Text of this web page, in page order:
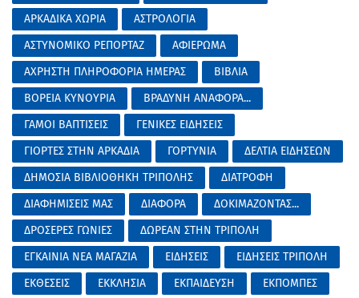
ΑΡΚΑΔΙΚΑ ΧΩΡΙΑ
ΑΣΤΡΟΛΟΓΙΑ
ΑΣΤΥΝΟΜΙΚΟ ΡΕΠΟΡΤΑΖ
ΑΦΙΕΡΩΜΑ
ΑΧΡΗΣΤΗ ΠΛΗΡΟΦΟΡΙΑ ΗΜΕΡΑΣ
ΒΙΒΛΙΑ
ΒΟΡΕΙΑ ΚΥΝΟΥΡΙΑ
ΒΡΑΔΥΝΗ ΑΝΑΦΟΡΑ...
ΓΑΜΟΙ ΒΑΠΤΙΣΕΙΣ
ΓΕΝΙΚΕΣ ΕΙΔΗΣΕΙΣ
ΓΙΟΡΤΕΣ ΣΤΗΝ ΑΡΚΑΔΙΑ
ΓΟΡΤΥΝΙΑ
ΔΕΛΤΙΑ ΕΙΔΗΣΕΩΝ
ΔΗΜΟΣΙΑ ΒΙΒΛΙΟΘΗΚΗ ΤΡΙΠΟΛΗΣ
ΔΙΑΤΡΟΦΗ
ΔΙΑΦΗΜΙΣΕΙΣ ΜΑΣ
ΔΙΑΦΟΡΑ
ΔΟΚΙΜΑΖΟΝΤΑΣ...
ΔΡΟΣΕΡΕΣ ΓΩΝΙΕΣ
ΔΩΡΕΑΝ ΣΤΗΝ ΤΡΙΠΟΛΗ
ΕΓΚΑΙΝΙΑ ΝΕΑ ΜΑΓΑΖΙΑ
ΕΙΔΗΣΕΙΣ
ΕΙΔΗΣΕΙΣ ΤΡΙΠΟΛΗ
ΕΚΘΕΣΕΙΣ
ΕΚΚΛΗΣΙΑ ΕΚΠΑΙΔΕΥΣΗ
ΕΚΠΟΜΠΕΣ